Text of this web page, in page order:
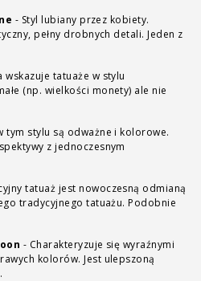
- Styl lubiany przez kobiety.
pełny drobnych detali. Jeden z
wskazuje tatuaże w stylu
(np. wielkości monety) ale nie
tym stylu są odważne i kolorowe.
z jednoczesnym
tatuaż jest nowoczesną odmianą
tradycyjnego tatuażu. Podobnie
- Charakteryzuje się wyraźnymi
kolorów. Jest ulepszoną